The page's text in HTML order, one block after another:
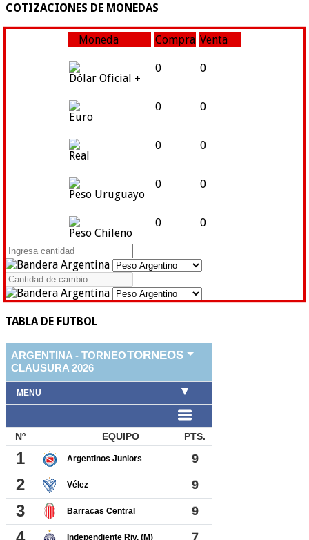
COTIZACIONES DE MONEDAS
Moneda Compra Venta
Dólar Oficial +
0 0
Euro
0 0
Real
0 0
Peso Uruguayo
0 0
Peso Chileno
0 0
TABLA DE FUTBOL